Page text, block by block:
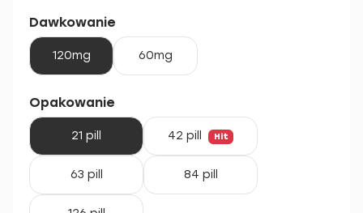
Dawkowanie
120mg 60mg
Opakowanie
21 pill 42 pill Hit
63 pill 84 pill